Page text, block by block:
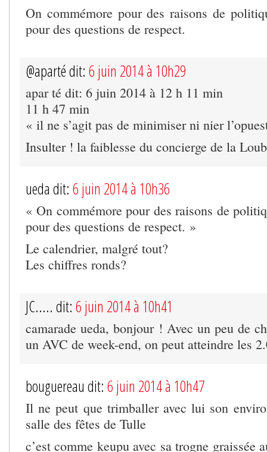
On commémore pour des raisons de
pour des questions de respect.
@aparté dit: 6 juin 2014 à 10h29
apar té dit: 6 juin 2014 à 12 h 11 min
11 h 47 min
« il ne s’agit pas de minimiser ni nier
Insulter ! la faiblesse du concierge de la
ueda dit: 6 juin 2014 à 10h36
« On commémore pour des raisons de
pour des questions de respect. »
Le calendrier, malgré tout?
Les chiffres ronds?
JC..... dit: 6 juin 2014 à 10h41
camarade ueda, bonjour ! Avec un peu de
un AVC de week-end, on peut atteindre les
bouguereau dit: 6 juin 2014 à 10h47
Il ne peut que trimballer avec lui son
salle des fêtes de Tulle
c’est comme keupu avec sa trogne graissée